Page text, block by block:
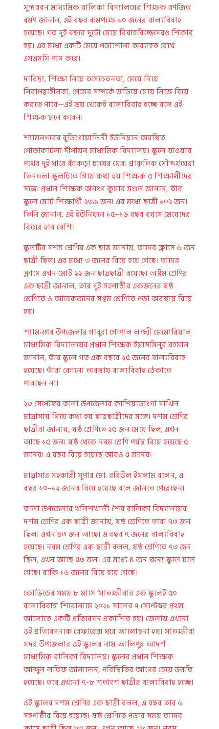
সুন্দরবন মাধ্যমিক বালিকা বিদ্যালয়ের শিক্ষক রণজিত
বর্মণ জানান, এই বছর কমপক্ষে ১০ জনের বাল্যবিবাহ
হয়েছে। গত দুই বছরে দুটো মেয়ে বিবাহবিচ্ছেদেরও শিকার
হয়। এর মধ্যে একটি মেয়ে পড়াশোনা অব্যাহত রেখে
এসএসসি পাস করে।
দারিদ্র্য, শিক্ষা নিয়ে অসচেতনতা, মেয়ে নিয়ে
নিরাপত্তাহীনতা, প্রেমের সম্পর্কে জড়িয়ে মেয়ে নিজে বিয়ে
করতে পারে—এই ভয় থেকেই বাল্যবিবাহ হচ্ছে বলে এই
শিক্ষক মনে করেন।
শ্যামনগরের বুড়িগোয়ালিনী ইউনিয়নে অবস্থিত
পোডাকাটলা দীপায়ন মাধ্যমিক বিদ্যালয়। স্কুলে যাওয়ার
পথের দুই ধারে কাঁকড়া চাষের ঘের। প্রাকৃতিক সৌন্দর্যঘেরা
তিনতলা স্কুলটিতে গিয়ে কথা হয় শিক্ষক ও শিক্ষার্থীদের
সঙ্গে। প্রধান শিক্ষক অনংগ কুমার মণ্ডল জানান, তাঁর
স্কুলে মোট শিক্ষার্থী ২৩৯ জন। এর মধ্যে ছাত্রী ১০২ জন।
তিনি জানান, এই ইউনিয়নে ১৫–১৬ বছর বয়সে মেয়েদের
বিয়ের হার বেশি।
স্কুলটির দশম শ্রেণির এক ছাত্র জানায়, তাদের ক্লাসে ৬ জন
ছাত্রী ছিল। এর মধ্যে ৩ জনের বিয়ে হয়ে গেছে। তাদের
ক্লাসে এখন মোট ২২ জন ছাত্রছাত্রী রয়েছে। অষ্টম শ্রেণির
এক ছাত্রী জানাল, তার দুই সহপাঠীর একজনের ষষ্ঠ
শ্রেণিতে ও আরেকজনের সপ্তম শ্রেণিতে পড়া অবস্থায় বিয়ে
হয়।
শ্যামনগর উপজেলার গাবুরা গোপাল লক্ষ্মী মেমোরিয়াল
মাধ্যমিক বিদ্যালয়ের প্রধান শিক্ষক ইয়াসমিনুর রহমান
জানান, তাঁর স্কুলে গত এক বছরে ২৫ জনের বাল্যবিবাহ
হয়েছে। তাঁরা কোনো অবস্থায় বাল্যবিবাহ ঠেকাতে
পারছেন না।
২৩ সেপ্টেম্বর তালা উপজেলার কাশিয়াডাংগা দাখিল
মাদ্রাসায় গিয়ে কথা হয় ছাত্রছাত্রীদের সঙ্গে। দশম শ্রেণির
ছাত্রীরা জানায়, ষষ্ঠ শ্রেণিতে ২৫ জন মেয়ে ছিল; এখন
আছে ১৫ জন। ষষ্ঠ থেকে নবম শ্রেণি পর্যন্ত বিয়ে হয়েছে ৫
জনের। এ বছর বিয়ে হয়েছে আরও ৫ জনের।
মাদ্রাসার সহকারী সুপার মো. রবিউল ইসলাম বলেন, এ
বছর ১০–১২ জনের বিয়ে হয়েছে বলে জানতে পেরেছেন।
তালা উপজেলার খলিশখালী শৈব বালিকা বিদ্যালয়ের
দশম শ্রেণির এক ছাত্রী জানায়, ষষ্ঠ শ্রেণিতে তারা ৭৩ জন
ছিল। এখন ৪৩ জন আছে। এ বছর ৭ জনের বাল্যবিবাহ
হয়েছে। নবম শ্রেণির এক ছাত্রী বলল, ষষ্ঠ শ্রেণিতে ৭৩ জন
ছিল, এখন আছে ৫৩ জন। এর মধ্যে ৪ জন অন্য স্কুলে চলে
গেছে। বাকি ১৬ জনের বিয়ে হয়ে গেছে।
কোভিডের সময় ৮ মাসে ‘সাতক্ষীরার এক স্কুলেই ৫০
বাল্যবিবাহ’ শিরোনামে ২০২১ সালের ৭ সেপ্টেম্বর প্রথম
আলোতে একটি প্রতিবেদন প্রকাশিত হয়। জেলায় এখনো
ওই প্রতিবেদনকে রেফারেন্স ধরে আলোচনা হয়। সাতক্ষীরা
সদর উপজেলার ওই স্কুলের নাম আলিপুর আদর্শ
মাধ্যমিক বালিকা বিদ্যালয়। স্কুলের প্রধান শিক্ষক
আব্দুল লতিফ জানালেন, পরিস্থিতির আগের চেয়ে উন্নতি
হয়েছে। তবে এখনো ৭-৮ শতাংশ ছাত্রীর বাল্যবিবাহ হচ্ছে।
ওই স্কুলের দশম শ্রেণির এক ছাত্রী বলল, এ বছর তার ৬
সহপাঠীর বিয়ে হয়েছে। ষষ্ঠ শ্রেণিতে পড়ার সময় তাদের